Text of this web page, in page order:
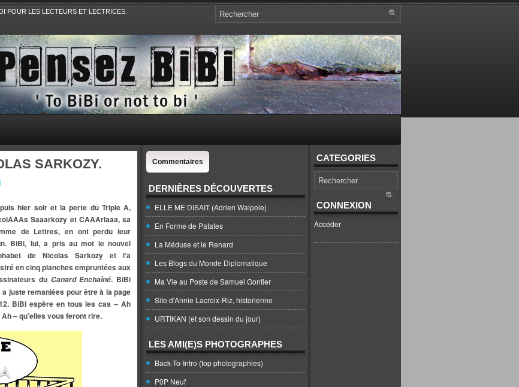
POUR LES LECTEURS ET LECTRICES.
le Sport,. Avec Revue de presse et de blogs.
SARKOZY.
hier soir et la perte du Triple A,
Saaarkozy et CAAArlaaa, sa
de Lettres, en ont perdu leur
BiBi, lui, a pris au mot le nouvel
de Nicolas Sarkozy et l’a
en cinq planches empruntées aux
du Canard Enchaîné. BiBi
a juste remaniées pour être à la page
BiBi espère en tous les cas – Ah
– qu’elles vous feront rire.
Commentaires
DERNIÈRES DÉCOUVERTES
ELLE ME DISAIT (Adrien Walpole)
En Forme de Patates
La Méduse et le Renard
Les Blogs du Monde Diplomatique
Ma Vie au Poste de Samuel Gontier
Site d'Annie Lacroix-Riz, historienne
URTIKAN (et son dessin du jour)
LES AMI(E)S PHOTOGRAPHES
Back-To-Intro (top photographies)
P0P Neuf
CATEGORIES
CONNEXION
Accéder